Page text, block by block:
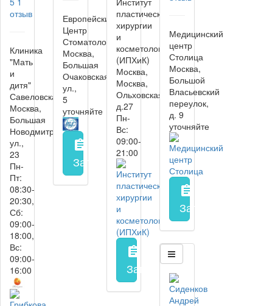
отзыв
Клиника
"Мать
и
дитя"
Савеловская
Москва,
Большая
Новодмитровская
ул.,
23
Пн-
Пт:
08:30-
20:30,
Сб:
09:00-
18:00,
Вс:
09:00-
16:00
Европейский
Центр
Стоматологии
Москва,
Большая
Очаковская
ул.,
5
уточняйте
assignment
Запись на прием заполнить форму
пластической
хирургии
и
косметологии
(ИПХиК)
Москва,
Москва,
Ольховская
д.27
Пн-
Вс:
09:00-
21:00
assignment
Запись на прием
Медицинский
центр
Столица
Москва,
Большой
Власьевский
переулок,
д. 9
уточняйте
assignment
Запись на прием